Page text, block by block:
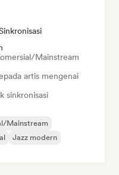
Mainstream
artis mengenai
sinkronisasi
Mainstream
Jazz modern